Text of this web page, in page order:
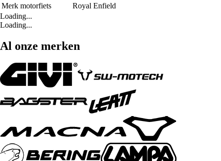
Merk motorfiets
Royal Enfield
Loading...
Loading...
Al onze merken